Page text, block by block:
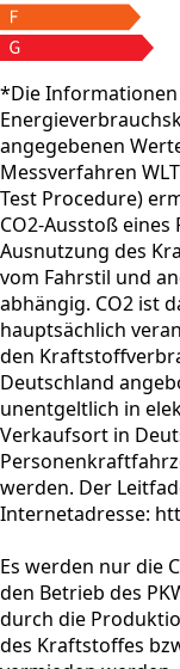
*Die
angegebenen
Messverfahren
Test Procedure)
CO2-Ausstoß
Ausnutzung des
vom Fahrstil und
abhängig. CO2 ist
hauptsächlich
den
Deutschland
unentgeltlich in
Verkaufsort in
werden. Der
Internetadresse:
Es werden nur die
den Betrieb des
durch die
des Kraftstoffes